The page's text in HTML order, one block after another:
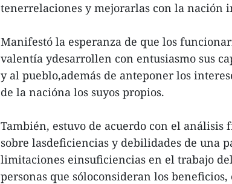
tenerrelaciones y mejorarlas con la nación
Manifestó la esperanza de que los
valentía ydesarrollen con entusiasmo sus
y al pueblo,además de anteponer los
de la nacióna los suyos propios.
También, estuvo de acuerdo con el análisis
sobre lasdeficiencias y debilidades de una
limitaciones einsuficiencias en el trabajo
personas que sóloconsideran los